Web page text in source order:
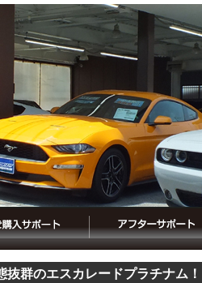
抜群のエスカレードプラチナム！